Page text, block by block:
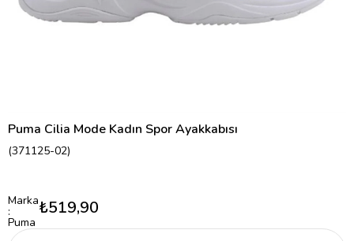
Puma Cilia Mode Kadın Spor Ayakkabısı
(371125-02)
Marka
:
Puma
₺519,90